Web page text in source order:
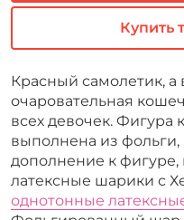
Купить
Красный самолетик, а
очаровательная
всех девочек. Фигура
выполнена из
дополнение к
латексные шарики с
однотонные